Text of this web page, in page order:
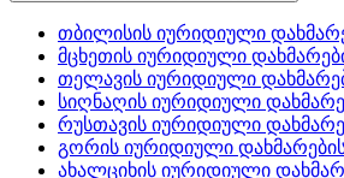
თბილისის იურიდიული
მცხეთის იურიდიული
თელავის იურიდიული
სიღნაღის იურიდიული
რუსთავის იურიდიული
გორის იურიდიული
ახალციხის იურიდიული